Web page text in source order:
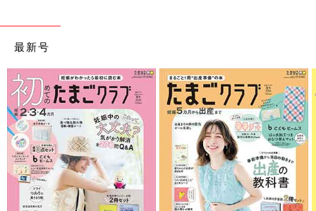
ママカノン／4才の男の子のママ・nonさん（写真左）と、
と5才の男の子のママ・kanoさん（写真右）によるユニット。そ
動。現在は“ママに寄り添う”をテーマに、育児に役立つ音楽動画
を公開中。
mamakanon公式チャンネル
今月の1曲 約束しましょ〜楽しくゆびきりげんまん♪〜
最新号